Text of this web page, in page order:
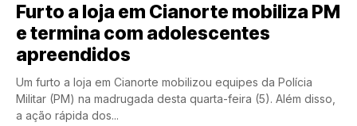
Furto a loja em Cianorte mobiliza PM
e termina com adolescentes
apreendidos
Um furto a loja em Cianorte mobilizou equipes da Polícia
Militar (PM) na madrugada desta quarta-feira (5). Além disso,
a ação rápida dos...